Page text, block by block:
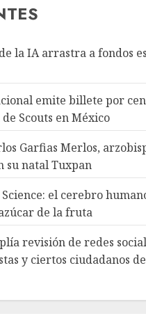
la IA arrastra a fondos
emite billete por
Scouts en México
Garfias Merlos,
su natal Tuxpan
el cerebro
de la fruta
revisión de redes
y ciertos ciudadanos
humano
azúcar de la
AGOSTO 7, 2026
EE.UU. amplía
redes sociales
periodistas y
ciudadanos de
Canadá
AGOSTO 7, 2026
fondos estrella